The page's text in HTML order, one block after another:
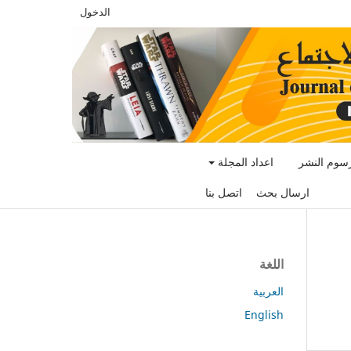
النشر اعداد المجلة
ارسال بحث اتصل بنا
الدخول
اللغة
العربية
English